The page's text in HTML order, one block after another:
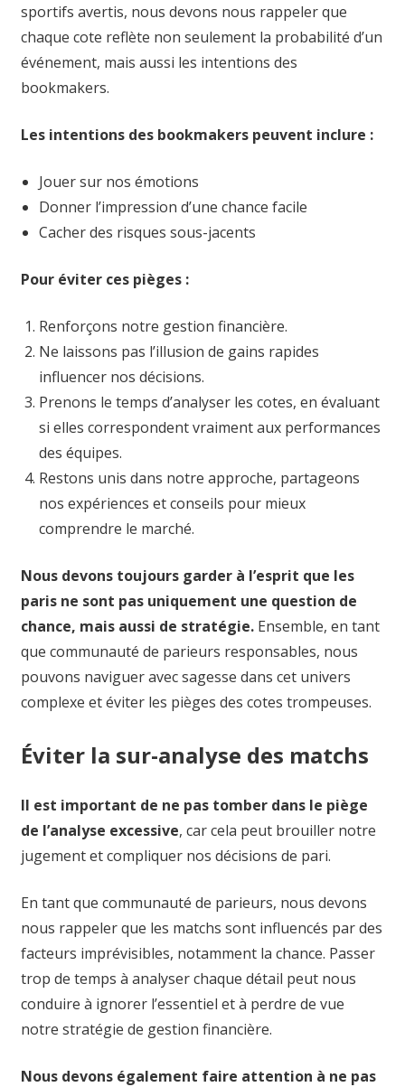
sportifs avertis, nous devons nous rappeler que
chaque cote reflète non seulement la probabilité d’un
événement, mais aussi les intentions des
bookmakers.
Les intentions des bookmakers peuvent inclure :
Jouer sur nos émotions
Donner l’impression d’une chance facile
Cacher des risques sous-jacents
Pour éviter ces pièges :
Renforçons notre gestion financière.
Ne laissons pas l’illusion de gains rapides
influencer nos décisions.
Prenons le temps d’analyser les cotes, en évaluant
si elles correspondent vraiment aux performances
des équipes.
Restons unis dans notre approche, partageons
nos expériences et conseils pour mieux
comprendre le marché.
Nous devons toujours garder à l’esprit que les
paris ne sont pas uniquement une question de
chance, mais aussi de stratégie.Ensemble, en tant
que communauté de parieurs responsables, nous
pouvons naviguer avec sagesse dans cet univers
complexe et éviter les pièges des cotes trompeuses.
Éviter la sur-analyse des matchs
Il est important de ne pas tomber dans le piège
de l’analyse excessive, car cela peut brouiller notre
jugement et compliquer nos décisions de pari.
En tant que communauté de parieurs, nous devons
nous rappeler que les matchs sont influencés par des
facteurs imprévisibles, notamment la chance. Passer
trop de temps à analyser chaque détail peut nous
conduire à ignorer l’essentiel et à perdre de vue
notre stratégie de gestion financière.
Nous devons également faire attention à ne pas